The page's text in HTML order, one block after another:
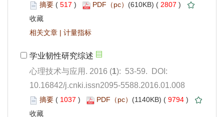
517 ) 2807 )
|
): 53-59. DOI:
10.16842/j.cnki.issn2095-5588.2016.01.008
1037 ) 9794 )